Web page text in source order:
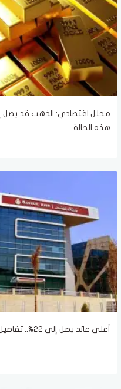
هذه الحالة
أعلى عائد يصل إلى 22%.. تفاصيل شهادات بنك مصر